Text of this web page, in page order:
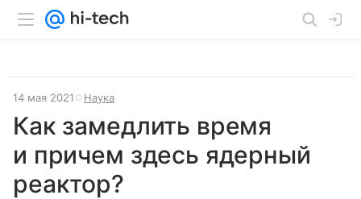
14 мая 2021 Наука
Как замедлить время
и причем здесь ядерный
реактор?